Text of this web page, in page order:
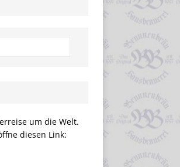
um die Welt.
diesen Link: